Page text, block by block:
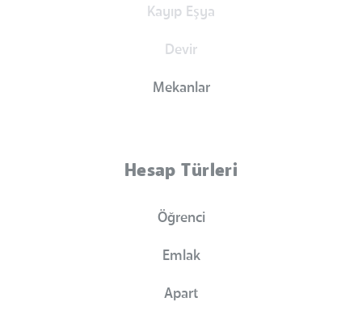
Kayıp Eşya
Devir
Mekanlar
Hesap Türleri
Öğrenci
Emlak
Apart